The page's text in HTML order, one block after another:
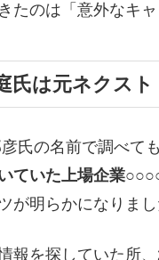
たのは「意外なキ
氏は元ネクスト
氏の名前で調べて
ていた上場企業
が明らかになりまし
報を探していた所